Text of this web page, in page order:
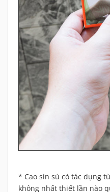
* Cao sìn sú có tác dụng
không nhất thiết lần nào